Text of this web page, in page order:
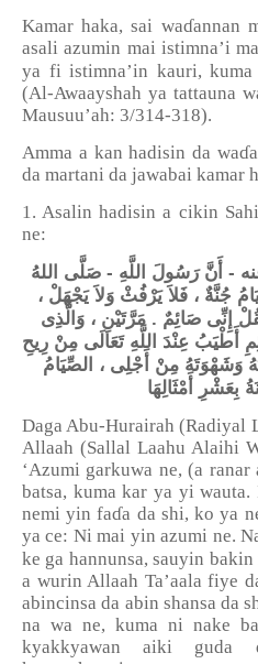
Kamar haka, sai waɗannan
asali azumin mai istimna’i
ya fi istimna’in kauri, kuma
(Al-Awaayshah ya tattauna
Mausuu’ah: 3/314-318).
Amma a kan hadisin da waɗ
da martani da jawabai kamar
1. Asalin hadisin a cikin
ne:
- أَنَّ رَسُولَ اللَّهِ - صَلَّى اللهُ
جُنَّةٌ ، فَلاَ يَرْفُثْ وَلاَ يَجْهَلْ ،
إِنِّى صَائِمٌ . مَرَّتَيْنِ ، وَالَّذِى
أَطْيَبُ عِنْدَ اللَّهِ تَعَالَى مِنْ رِيحِ
وَشَهْوَتَهُ مِنْ أَجْلِى ، الصِّيَامُ
بِعَشْرِ أَمْثَالِهَا
Daga Abu-Hurairah (Radiyal
Allaah (Sallal Laahu Alaihi
‘Azumi garkuwa ne, (a ranar
batsa, kuma kar ya yi
nemi yin faɗa da shi, ko ya
ya ce: Ni mai yin azumi ne.
ke ga hannunsa, sauyin
a wurin Allaah Ta’aala fiye
abincinsa da abin shansa da
na wa ne, kuma ni nake
kyakkyawan aiki guda